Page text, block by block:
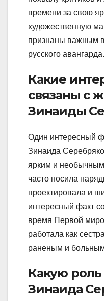
времени за свою
художественную
признаны важным
русского авангарда.
Какие
связаны с
Зинаиды
Один интересный
Зинаида
ярким и
часто носила
проектировала и
интересный факт
время Первой
работала как
раненым и
Какую роль
Зинаида